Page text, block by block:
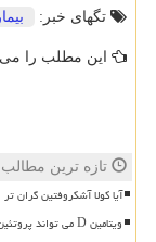
تگهای خبر:
این مطلب را می
تازه ترین
آیا کولا آشکروفتین گران
ویتامین D می تواند پروتئین های سمی آلزایمر را کم کند